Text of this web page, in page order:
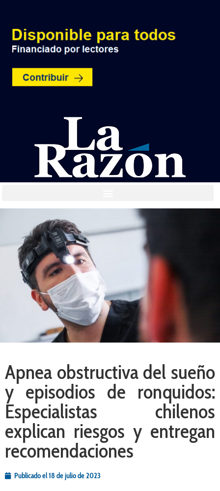
Apnea obstructiva del sueño
y episodios de ronquidos:
Especialistas chilenos
explican riesgos y entregan
recomendaciones
Publicado el18 de julio de 2023